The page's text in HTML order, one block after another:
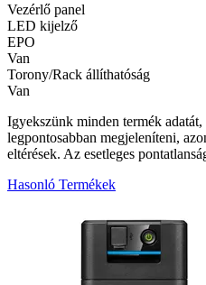
Vezérlő panel
LED kijelző
EPO
Van
Torony/Rack állíthatóság
Van
Igyekszünk minden termék adatát,
legpontosabban megjeleníteni,
eltérések. Az esetleges
Hasonló Termékek